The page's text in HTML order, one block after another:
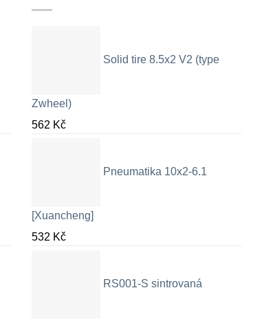
Solid tire 8.5x2 V2 (type
Zwheel)
562 Kč
Pneumatika 10x2-6.1
[Xuancheng]
532 Kč
RS001-S sintrovaná